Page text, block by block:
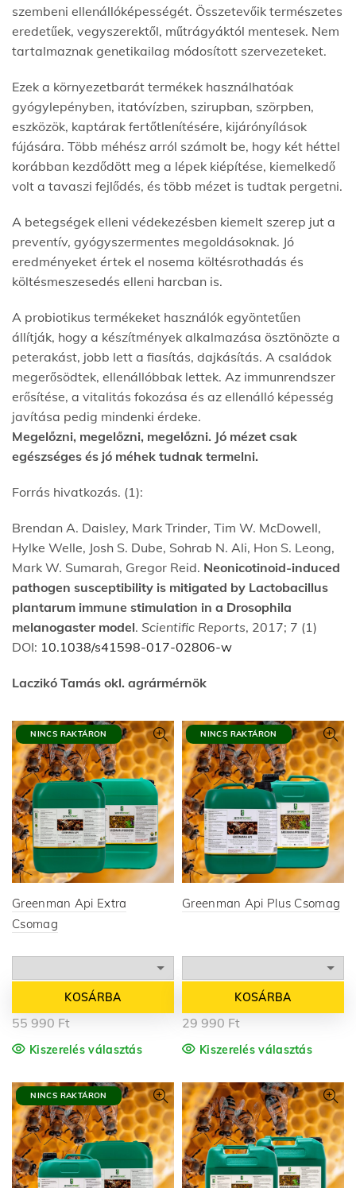
szembeni ellenállóképességét. Összetevőik természetes
eredetűek, vegyszerektől, műtrágyáktól mentesek. Nem
tartalmaznak genetikailag módosított szervezeteket.
Ezek a környezetbarát termékek használhatóak
gyógylepényben, itatóvízben, szirupban, szörpben,
eszközök, kaptárak fertőtlenítésére, kijárónyílások
fújására. Több méhész arról számolt be, hogy két héttel
korábban kezdődött meg a lépek kiépítése, kiemelkedő
volt a tavaszi fejlődés, és több mézet is tudtak pergetni.
A betegségek elleni védekezésben kiemelt szerep jut a
preventív, gyógyszermentes megoldásoknak. Jó
eredményeket értek el nosema költésrothadás és
költésmeszesedés elleni harcban is.
A probiotikus termékeket használók egyöntetűen
állítják, hogy a készítmények alkalmazása ösztönözte a
peterakást, jobb lett a fiasítás, dajkásítás. A családok
megerősödtek, ellenállóbbak lettek. Az immunrendszer
erősítése, a vitalitás fokozása és az ellenálló képesség
javítása pedig mindenki érdeke.
Megelőzni, megelőzni, megelőzni. Jó mézet csak
egészséges és jó méhek tudnak termelni.
Forrás hivatkozás. (1):
Brendan A. Daisley, Mark Trinder, Tim W. McDowell,
Hylke Welle, Josh S. Dube, Sohrab N. Ali, Hon S. Leong,
Mark W. Sumarah, Gregor Reid. Neonicotinoid-induced
pathogen susceptibility is mitigated by Lactobacillus
plantarum immune stimulation in a Drosophila
melanogaster model. Scientific Reports, 2017; 7 (1)
DOI: 10.1038/s41598-017-02806-w
Laczikó Tamás okl. agrármérnök
NINCS RAKTÁRON
Greenman Api Extra
Csomag
KOSÁRBA
55 990 Ft
Kiszerelés választás
NINCS RAKTÁRON
Greenman Api Plus Csomag
KOSÁRBA
29 990 Ft
Kiszerelés választás
NINCS RAKTÁRON